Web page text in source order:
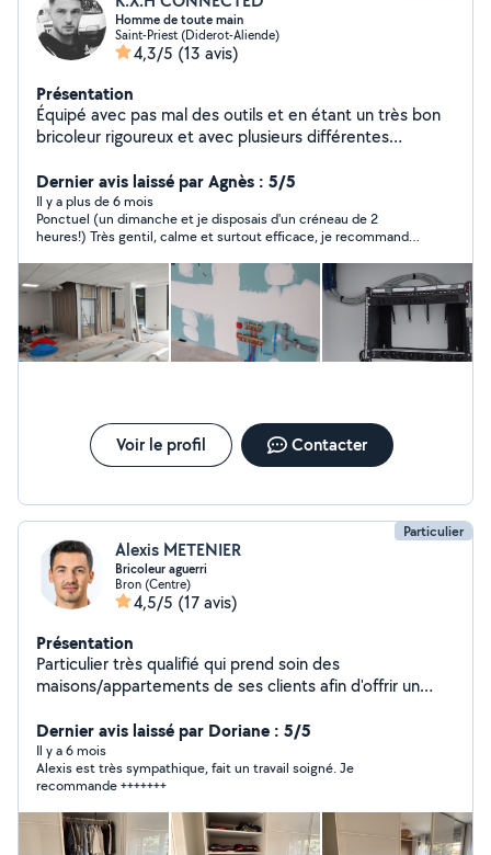
Homme de toute main
Saint-Priest (Diderot-Aliende)
4,3/5 (13 avis)
Présentation
Équipé avec pas mal des outils et en étant un très bon
bricoleur rigoureux et avec plusieurs différentes
Dernier avis laissé par Agnès : 5/5
Il y a plus de 6 mois
Ponctuel (un dimanche et je disposais d'un créneau de 2
heures!) Très gentil, calme et surtout efficace, je recommande
Voir le profil Contacter
Particulier
Alexis METENIER
Bricoleur aguerri
Bron (Centre)
4,5/5 (17 avis)
Présentation
Particulier très qualifié qui prend soin des
maisons/appartements de ses clients afin d'offrir un
grande rigueur. Je ne m'engagerais pas dans des travaux
que je ne maîtrise pas mais lorsque je m'engage, je vous
garantis de vous fournir un travail de qualité à prix
abordable. Merci
Dernier avis laissé par Doriane : 5/5
Il y a 6 mois
Alexis est très sympathique, fait un travail soigné. Je
recommande +++++++